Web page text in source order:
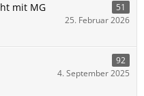
mit MG 51
25. Februar 2026
92
4. September 2025